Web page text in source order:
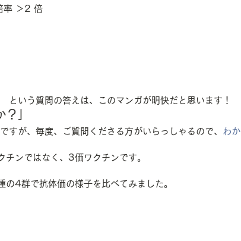
率 ＞2 倍
という質問の答えは、このマンガが明快だと思います！
」
すが、毎度、ご質問くださる方がいらっしゃるので、 わか
ンではなく、3価ワクチンです。
4群で抗体価の様子を比べてみました。